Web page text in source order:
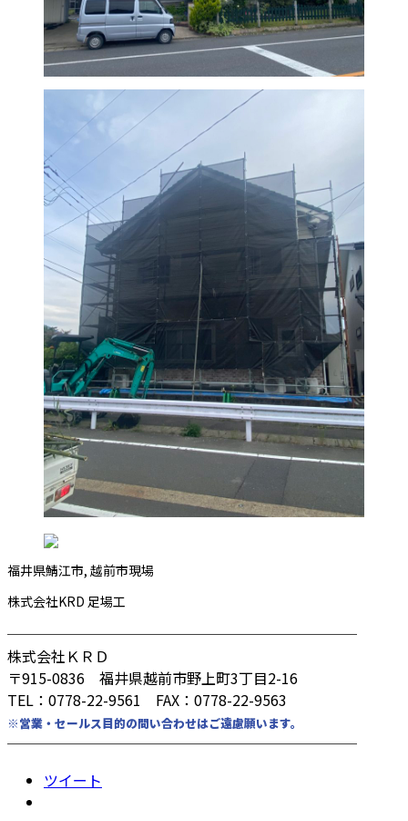
福井県鯖江市, 越前市現場
株式会社KRD 足場工
────────────────────────
株式会社ＫＲＤ
〒915-0836 福井県越前市野上町3丁目2-16
TEL：0778-22-9561 FAX：0778-22-9563
※営業・セールス目的の問い合わせはご遠慮願います。
────────────────────────
ツイート